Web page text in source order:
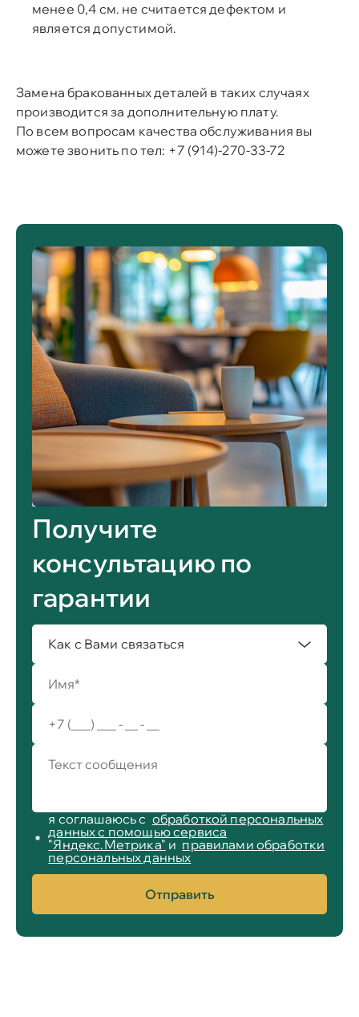
менее 0,4 см. не считается дефектом и
является допустимой.
Замена бракованных деталей в таких случаях
производится за дополнительную плату.
По всем вопросам качества обслуживания вы
можете звонить по тел: +7 (914)-270-33-72
Получите
консультацию по
гарантии
Как с Вами связаться
я соглашаюсь с обработкой персональных
данных с помощью сервиса
"Яндекс.Метрика" и правилами обработки
персональных данных
Отправить